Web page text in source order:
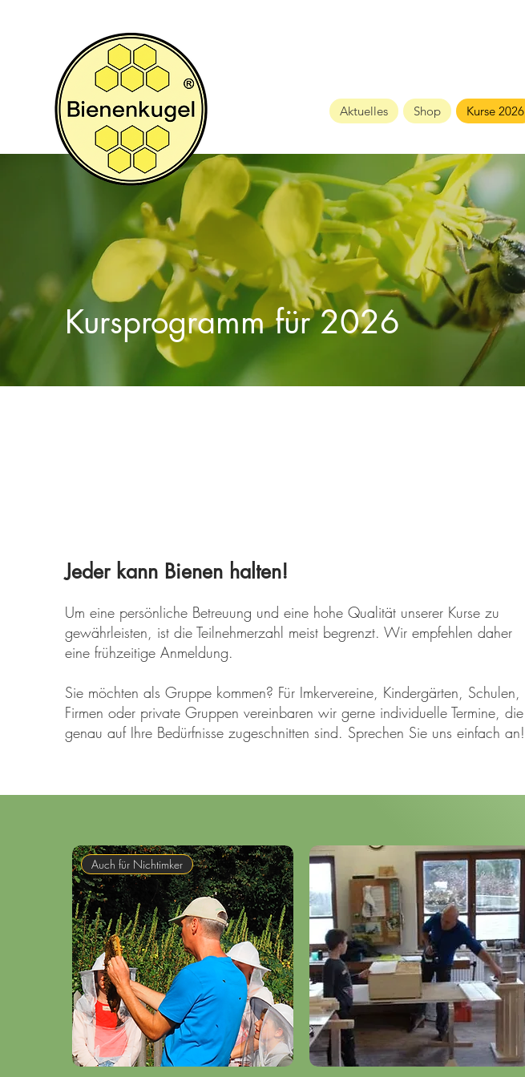
Aktuelles Shop Kurse 2026
Kursprogramm für 2026
Jeder kann Bienen halten!
Um eine persönliche Betreuung und eine hohe Qualität unserer Kurse zu
gewährleisten, ist die Teilnehmerzahl meist begrenzt. Wir empfehlen daher
eine frühzeitige Anmeldung.
Sie möchten als Gruppe kommen? Für Imkervereine, Kindergärten, Schulen,
Firmen oder private Gruppen vereinbaren wir gerne individuelle Termine, die
genau auf Ihre Bedürfnisse zugeschnitten sind. Sprechen Sie uns einfach an!
Auch für Nichtimker